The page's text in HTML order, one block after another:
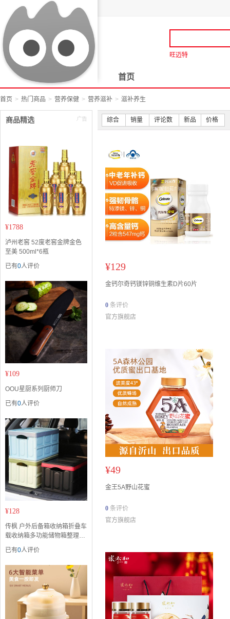
旺迈特
首页
首页 热门商品 营养保健 营养滋补 滋补养生
商品精选
¥1788
泸州老窖 52度老窖金牌金色
至美 500ml*6瓶
已有0人评价
¥109
OOU星厨系列厨师刀
已有0人评价
¥128
传枫 户外后备箱收纳箱折叠车
载收纳箱多功能储物箱整理箱
CF-2038
已有0人评价
综合 销量 评论数 新品 价格
¥129
金钙尔奇钙镁锌铜维生素D片60片
0 条评价
官方旗舰店
¥49
金王5A野山花蜜
0 条评价
官方旗舰店